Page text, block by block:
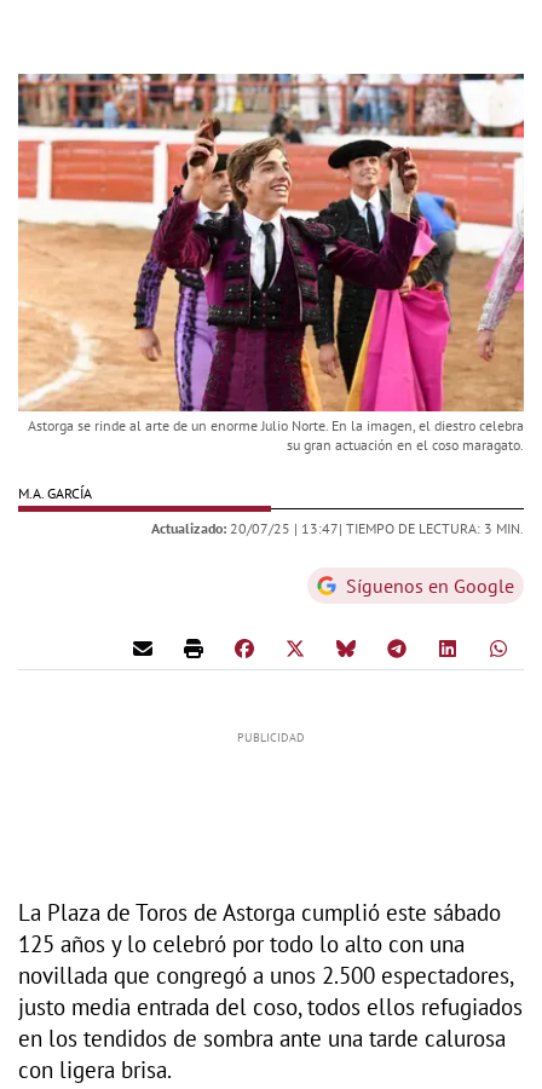
Astorga se rinde al arte de un enorme Julio Norte. En la imagen, el diestro celebra
su gran actuación en el coso maragato.
M.A. GARCÍA
Actualizado: 20/07/25 | 13:47| TIEMPO DE LECTURA: 3 MIN.
Síguenos en Google
La Plaza de Toros de Astorga cumplió este sábado
125 años y lo celebró por todo lo alto con una
novillada que congregó a unos 2.500 espectadores,
justo media entrada del coso, todos ellos refugiados
en los tendidos de sombra ante una tarde calurosa
con ligera brisa.